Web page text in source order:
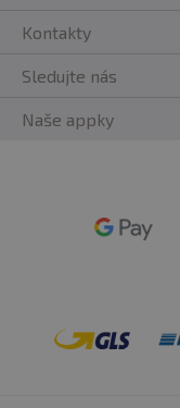
Kontakty
Sledujte nás
Naše appky